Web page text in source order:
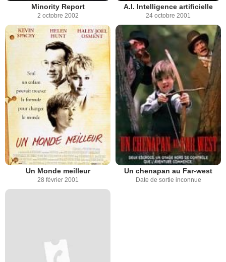
Minority Report
2 octobre 2002
A.I. Intelligence artificielle
24 octobre 2001
Un Monde meilleur
28 février 2001
Un chenapan au Far-west
Date de sortie inconnue